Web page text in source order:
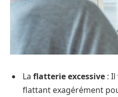
La flatterie excessive :
flattant exagérément